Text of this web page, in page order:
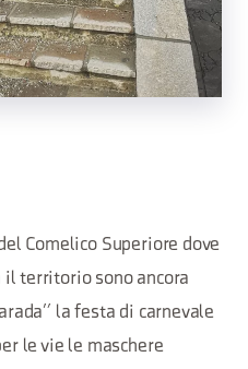
Comelico Superiore dove
territorio sono ancora
la festa di carnevale
le vie le maschere